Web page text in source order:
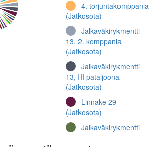
4. torjuntakomppania
(Jatkosota)
Jalkaväkirykmentti
13, 2. komppania
(Jatkosota)
Jalkaväkirykmentti
13, III pataljoona
(Jatkosota)
Linnake 29
(Jatkosota)
Jalkaväkirykmentti